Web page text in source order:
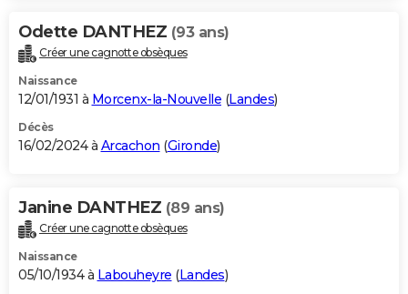
Odette DANTHEZ (93 ans)
Créer une cagnotte obsèques
Naissance
12/01/1931 à Morcenx-la-Nouvelle (Landes)
Décès
16/02/2024 à Arcachon (Gironde)
Janine DANTHEZ (89 ans)
Créer une cagnotte obsèques
Naissance
05/10/1934 à Labouheyre (Landes)